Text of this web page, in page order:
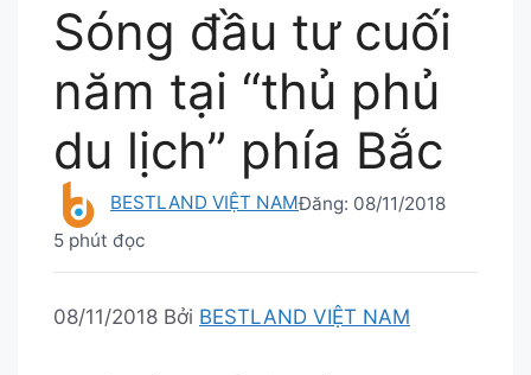
Sóng đầu tư cuối
năm tại “thủ phủ
du lịch” phía Bắc
BESTLAND VIỆT NAMĐăng: 08/11/2018
5 phút đọc
08/11/2018 Bởi BESTLAND VIỆT NAM